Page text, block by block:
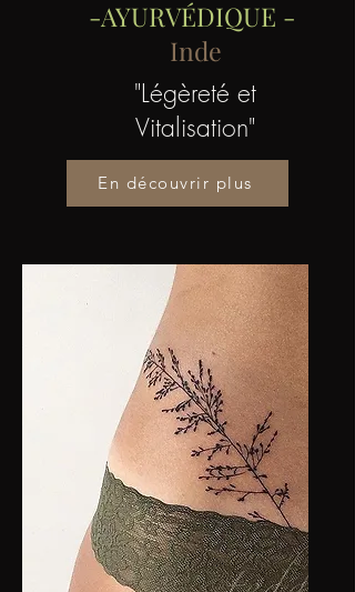
-AYURVÉDIQUE -
Inde
"Légèreté et
Vitalisation"
En découvrir plus